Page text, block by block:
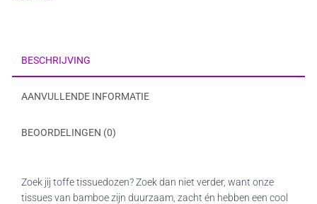
BESCHRIJVING
AANVULLENDE INFORMATIE
BEOORDELINGEN (0)
Zoek jij toffe tissuedozen? Zoek dan niet verder, want onze
tissues van bamboe zijn duurzaam, zacht én hebben een cool